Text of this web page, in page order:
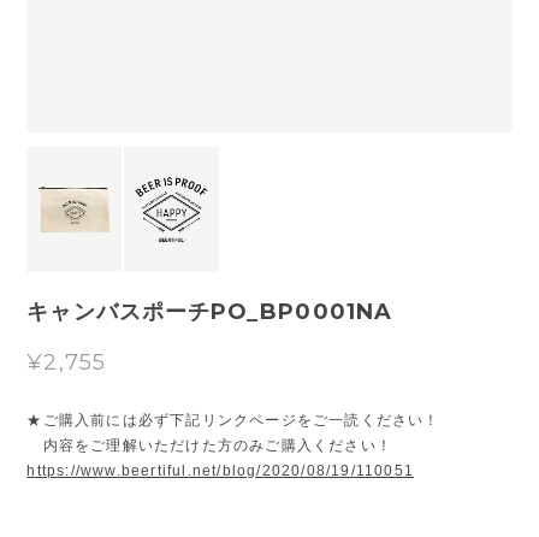
キャンバスポーチPO_BP0001NA
¥2,755
★ご購入前には必ず下記リンクページをご一読ください！
内容をご理解いただけた方のみご購入ください！
https://www.beertiful.net/blog/2020/08/19/110051